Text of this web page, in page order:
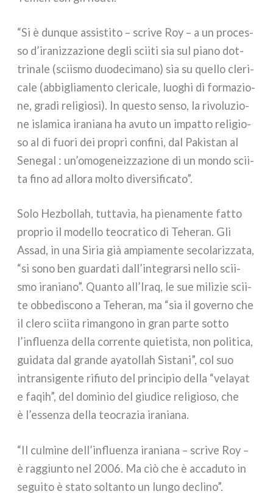
“Si è dun­que assi­sti­to – scri­ve Roy – a un pro­ces­
so d’iranizzazione degli scii­ti sia sul pia­no dot­
tri­na­le (scii­smo duo­de­ci­ma­no) sia su quel­lo cle­ri­
ca­le (abbi­glia­men­to cle­ri­ca­le, luo­ghi di for­ma­zio­
ne, gra­di reli­gio­si). In que­sto sen­so, la rivo­lu­zio­
ne isla­mi­ca ira­nia­na ha avu­to un impat­to reli­gio­
so al di fuo­ri dei pro­pri con­fi­ni, dal Pakistan al
Senegal : un’omogeneizzazione di un mon­do scii­
ta fino ad allo­ra mol­to diver­si­fi­ca­to”.
Solo Hezbollah, tut­ta­via, ha pie­na­men­te fat­to
pro­prio il model­lo teo­cra­ti­co di Teheran. Gli
Assad, in una Siria già ampia­men­te seco­la­riz­za­ta,
“si sono ben guar­da­ti dall’integrarsi nel­lo scii­
smo ira­nia­no”. Quanto all’Iraq, le sue mili­zie scii­
te obbe­di­sco­no a Teheran, ma “sia il gover­no che
il cle­ro scii­ta riman­go­no in gran par­te sot­to
l’influenza del­la cor­ren­te quie­ti­sta, non poli­ti­ca,
gui­da­ta dal gran­de aya­tol­lah Sistani”, col suo
intran­si­gen­te rifiu­to del prin­ci­pio del­la “vela­yat
e faqih”, del domi­nio del giu­di­ce reli­gio­so, che
è l’essenza del­la teo­cra­zia ira­nia­na.
“Il cul­mi­ne dell’influenza ira­nia­na – scri­ve Roy –
è rag­giun­to nel 2006. Ma ciò che è acca­du­to in
segui­to è sta­to sol­tan­to un lun­go decli­no”.